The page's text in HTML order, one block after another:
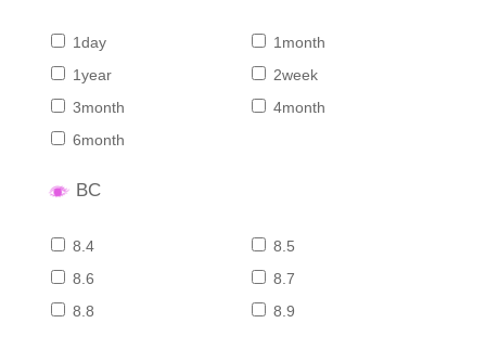
1day
1month
1year
2week
3month
4month
6month
BC
8.4
8.5
8.6
8.7
8.8
8.9